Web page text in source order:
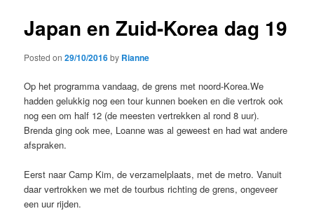
Japan en Zuid-Korea dag 19
Posted on29/10/2016by Rianne
Op het programma vandaag, de grens met noord-Korea.We
hadden gelukkig nog een tour kunnen boeken en die vertrok ook
nog een om half 12 (de meesten vertrekken al rond 8 uur).
Brenda ging ook mee, Loanne was al geweest en had wat andere
afspraken.
Eerst naar Camp Kim, de verzamelplaats, met de metro. Vanuit
daar vertrokken we met de tourbus richting de grens, ongeveer
een uur rijden.